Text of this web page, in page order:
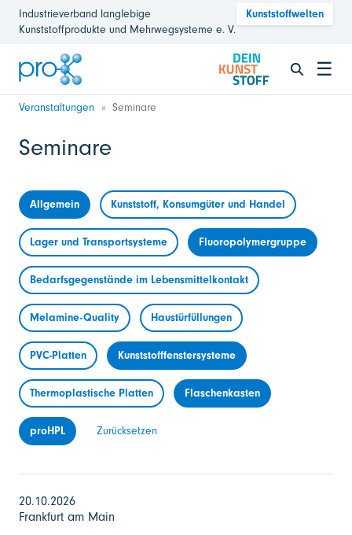
Industrieverband langlebige
Kunststoffprodukte und Mehrwegsysteme e. V.
Kunststoffwelten
☰
Veranstaltungen Seminare
Seminare
Allgemein Kunststoff, Konsumgüter und Handel
Lager und Transportsysteme Fluoropolymergruppe
Bedarfsgegenstände im Lebensmittelkontakt
Melamine-Quality Haustürfüllungen
PVC-Platten Kunststofffenstersysteme
Thermoplastische Platten Flaschenkasten
proHPL Zurücksetzen
20.10.2026
Frankfurt am Main